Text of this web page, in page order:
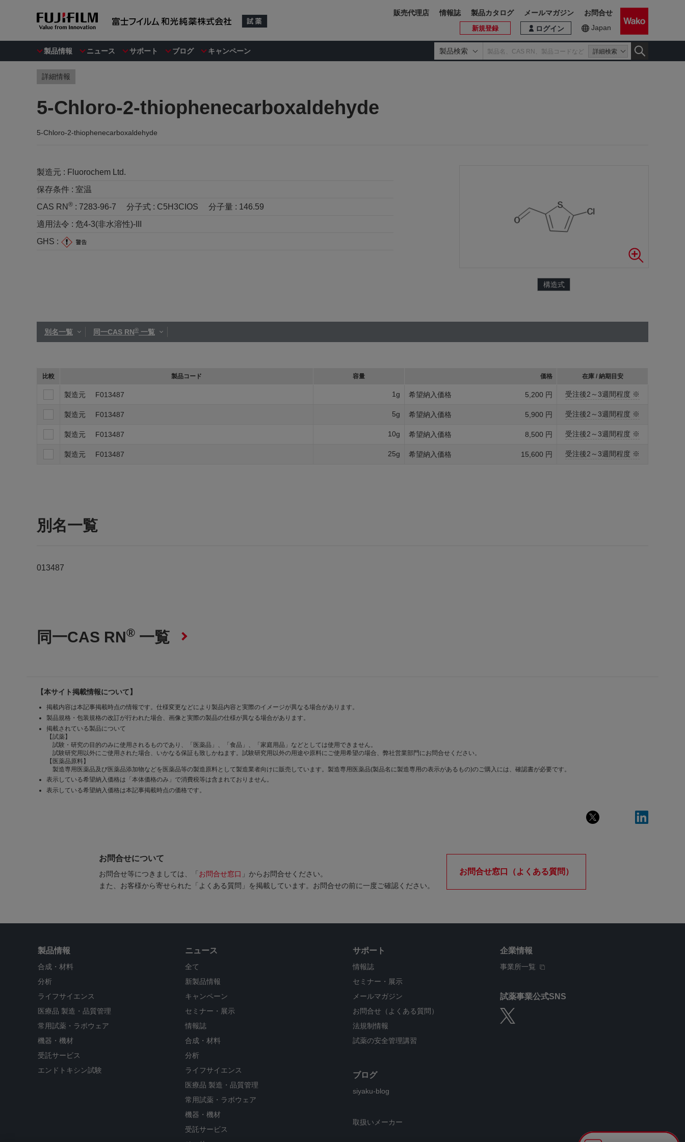
製品情報 ニュース サポート ブログ キャンペーン 製品検索 詳細検索
ログイン
新規登録 Japan
販売代理店 情報誌 製品カタログ メールマガジン お問合せ
詳細情報
5-Chloro-2-thiophenecarboxaldehyde
5-Chloro-2-thiophenecarboxaldehyde
製造元 : Fluorochem Ltd.
保存条件 : 室温
CAS RN ® : 7283-96-7 分子式 : C5H3CIOS 分子量 : 146.59
適用法令 : 危4-3(非水溶性)-III
GHS :
構造式
別名一覧 同一CAS RN® 一覧
比較 製品コード 容量 価格 在庫 / 納期目安
製造元 F013487 1g 希望納入価格 5,200 円 受注後2～3週間程度 ※
製造元 F013487 5g 希望納入価格 5,900 円 受注後2～3週間程度 ※
製造元 F013487 10g 希望納入価格 8,500 円 受注後2～3週間程度 ※
製造元 F013487 25g 希望納入価格 15,600 円 受注後2～3週間程度 ※
別名一覧
013487
同一CAS RN® 一覧
【本サイト掲載情報について】
掲載内容は本記事掲載時点の情報です。仕様変更などにより製品内容と実際のイメージが異なる場合があります。
製品規格・包装規格の改訂が行われた場合、画像と実際の製品の仕様が異なる場合があります。
掲載されている製品について
【試薬】
試験・研究の目的のみに使用されるものであり、「医薬品」、「食品」、「家庭用品」などとしては使用できません。
試験研究用以外にご使用された場合、いかなる保証も致しかねます。試験研究用以外の用途や原料にご使用希望の場合、弊社営業部門にお問合せください。
【医薬品原料】
製造専用医薬品及び医薬品添加物などを医薬品等の製造原料として製造業者向けに販売しています。製造専用医薬品(製品名に製造専用の表示があるもの)のご購入には、確認書が必要です。
表示している希望納入価格は「本体価格のみ」で消費税等は含まれておりません。
表示している希望納入価格は本記事掲載時点の価格です。
お問合せについて
お問合せ等につきましては、「 お問合せ窓口 」からお問合せください。
また、お客様から寄せられた「よくある質問」を掲載しています。お問合せの前に一度ご確認ください。
お問合せ窓口（よくある質問）
製品情報
合成・材料
分析
ライフサイエンス
医療品 製造・品質管理
常用試薬・ラボウェア
機器・機材
受託サービス
エンドトキシン試験
ニュース
全て
新製品情報
キャンペーン
セミナー・展示
情報誌
合成・材料
分析
ライフサイエンス
医療品 製造・品質管理
常用試薬・ラボウェア
機器・機材
受託サービス
サポート
情報誌
セミナー・展示
メールマガジン
お問合せ（よくある質問）
法規制情報
試薬の安全管理講習
ブログ
siyaku-blog
取扱いメーカー
企業情報
事業所一覧
試薬事業公式SNS